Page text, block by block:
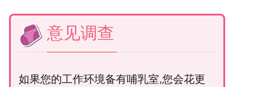
意见调查
如果您的工作环境备有哺乳室,您会花更